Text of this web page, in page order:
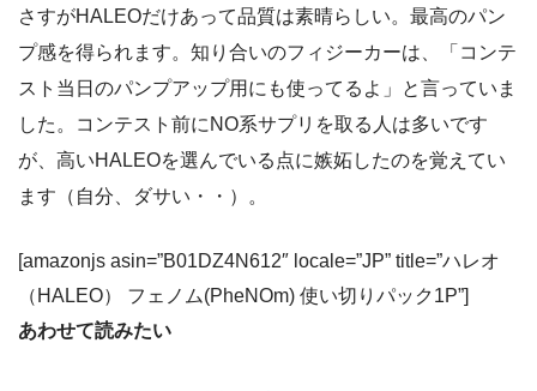
さすがHALEOだけあって品質は素晴らしい。最高のパン
プ感を得られます。知り合いのフィジーカーは、「コンテ
スト当日のパンプアップ用にも使ってるよ」と言っていま
した。コンテスト前にNO系サプリを取る人は多いです
が、高いHALEOを選んでいる点に嫉妬したのを覚えてい
ます（自分、ダサい・・）。
[amazonjs asin=”B01DZ4N612″ locale=”JP” title=”ハレオ
（HALEO） フェノム(PheNOm) 使い切りパック1P”]
あわせて読みたい